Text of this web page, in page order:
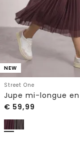
NEW
Street One
€ 59,99